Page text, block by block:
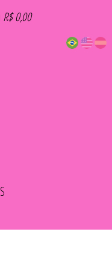
R$ 0,00